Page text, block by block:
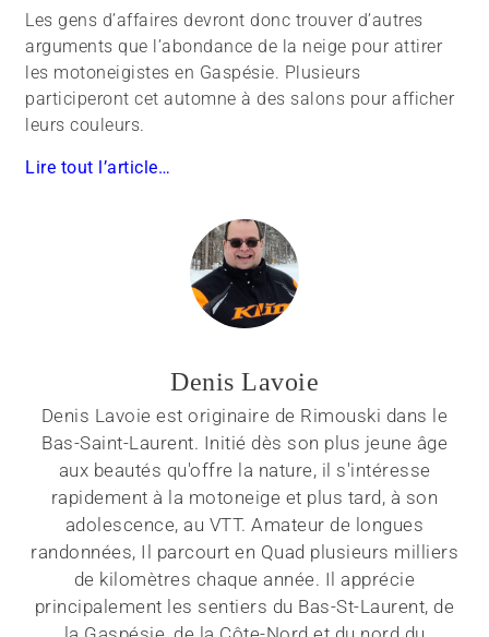
Les gens d’affaires devront donc trouver d’autres
arguments que l’abondance de la neige pour attirer
les motoneigistes en Gaspésie. Plusieurs
participeront cet automne à des salons pour afficher
leurs couleurs.
Lire tout l’article…
Denis Lavoie
Denis Lavoie est originaire de Rimouski dans le
Bas-Saint-Laurent. Initié dès son plus jeune âge
aux beautés qu'offre la nature, il s'intéresse
rapidement à la motoneige et plus tard, à son
adolescence, au VTT. Amateur de longues
randonnées, Il parcourt en Quad plusieurs milliers
de kilomètres chaque année. Il apprécie
principalement les sentiers du Bas-St-Laurent, de